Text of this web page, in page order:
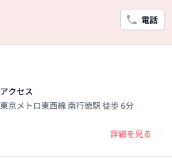
電話
アクセス
東京メトロ東西線 南行徳駅 徒歩 6分
詳細を見る